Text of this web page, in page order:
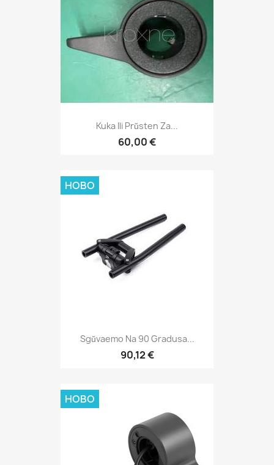
Kuka Ili Prŭsten Za...
60,00 €
Sgŭvaemo Na 90 Gradusa...
90,12 €
НОВО
НОВО